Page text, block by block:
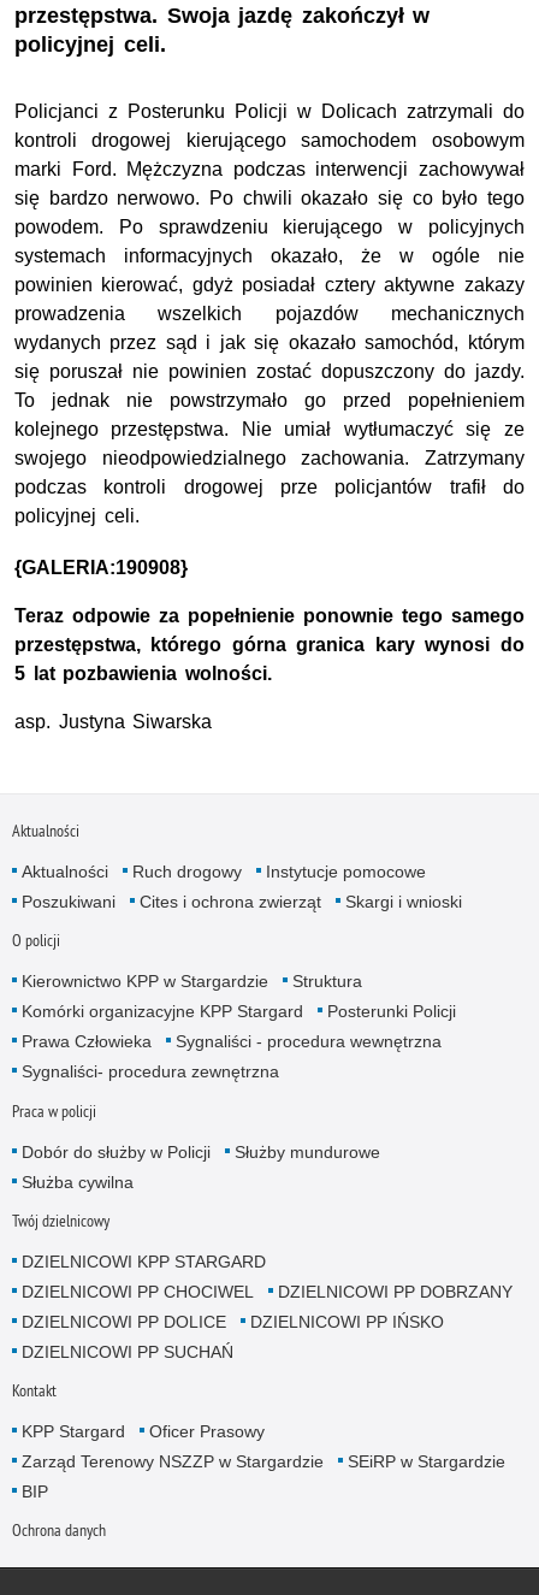
przestępstwa. Swoja jazdę zakończył w
policyjnej celi.
Policjanci z Posterunku Policji w Dolicach zatrzymali do
kontroli drogowej kierującego samochodem osobowym
marki
Ford. Mężczyzna podczas interwencji zachowywał
się bardzo nerwowo. Po chwili okazało się co było tego
powodem. Po sprawdzeniu kierującego w policyjnych
systemach informacyjnych okazało, że w ogóle nie
powinien kierować, gdyż posiadał cztery aktywne zakazy
prowadzenia wszelkich pojazdów mechanicznych
wydanych przez sąd i jak się okazało samochód, którym
się poruszał nie powinien zostać dopuszczony do jazdy.
To jednak nie powstrzymało go przed popełnieniem
kolejnego przestępstwa. Nie umiał wytłumaczyć się ze
swojego nieodpowiedzialnego zachowania. Zatrzymany
podczas kontroli drogowej prze policjantów trafił do
policyjnej celi.
{GALERIA:190908}
Teraz odpowie za popełnienie ponownie tego samego
przestępstwa, którego górna granica kary wynosi do
5 lat pozbawienia wolności.
asp. Justyna Siwarska
Aktualności
Aktualności Ruch drogowy
Instytucje pomocowe
Poszukiwani
Cites i ochrona zwierząt Skargi i wnioski
O policji
Kierownictwo KPP w Stargardzie
Struktura
Komórki organizacyjne KPP Stargard
Posterunki Policji
Prawa Człowieka
Sygnaliści - procedura wewnętrzna
Sygnaliści- procedura zewnętrzna
Praca w policji
Dobór do służby w Policji
Służby mundurowe
Służba cywilna
Twój dzielnicowy
DZIELNICOWI KPP STARGARD
DZIELNICOWI PP CHOCIWEL
DZIELNICOWI PP DOBRZANY
DZIELNICOWI PP DOLICE
DZIELNICOWI PP IŃSKO
DZIELNICOWI PP SUCHAŃ
Kontakt
KPP Stargard
Oficer Prasowy
Zarząd Terenowy NSZZP w Stargardzie
SEiRP w Stargardzie
BIP
Ochrona danych